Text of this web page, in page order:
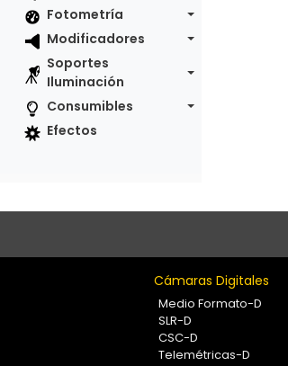
Fotometría
Modificadores
Soportes
Iluminación
Consumibles
Efectos
Cámaras Digitales
Medio Formato-D
SLR-D
CSC-D
Telemétricas-D